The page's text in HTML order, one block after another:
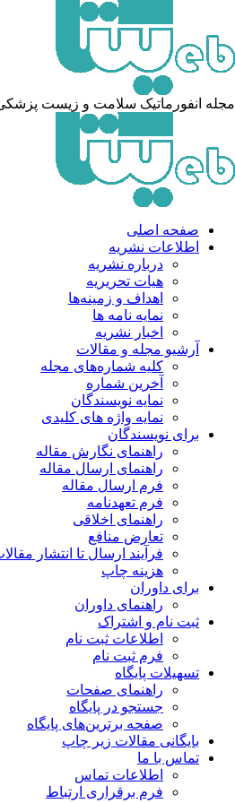
انفورماتیک سلامت و زیست پزشکی
صفحه اصلی
اطلاعات نشریه
درباره نشریه
هیات تحریریه
اهداف و زمینه‌ها
نمایه نامه ها
اخبار نشریه
آرشیو مجله و مقالات
کلیه شماره‌های مجله
آخرین شماره
نمایه نویسندگان
نمایه واژه های کلیدی
برای نویسندگان
راهنمای نگارش مقاله
راهنمای ارسال مقاله
فرم ارسال مقاله
فرم تعهدنامه
راهنمای اخلاقی
تعارض منافع
فرآیند ارسال تا انتشار مقالات
هزینه چاپ
برای داوران
راهنمای داوران
ثبت نام و اشتراک
اطلاعات ثبت نام
فرم ثبت نام
تسهیلات پایگاه
راهنمای صفحات
جستجو در پایگاه
صفحه برترین‌های پایگاه
بایگانی مقالات زیر چاپ
تماس با ما
اطلاعات تماس
فرم برقراری ارتباط